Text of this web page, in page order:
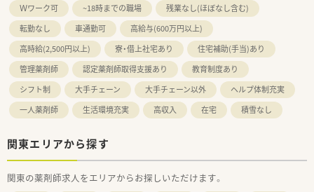
Ｗワーク可
~18時までの職場
残業なし(ほぼなし含む)
転勤なし
車通勤可
高給与(600万円以上)
高時給(2,500円以上)
寮・借上社宅あり
住宅補助(手当)あり
管理薬剤師
認定薬剤師取得支援あり
教育制度あり
シフト制
大手チェーン 大手チェーン以外
ヘルプ体制充実
一人薬剤師
生活環境充実 高収入 在宅 積雪なし
関東エリアから探す
関東の薬剤師求人をエリアからお探しいただけます。